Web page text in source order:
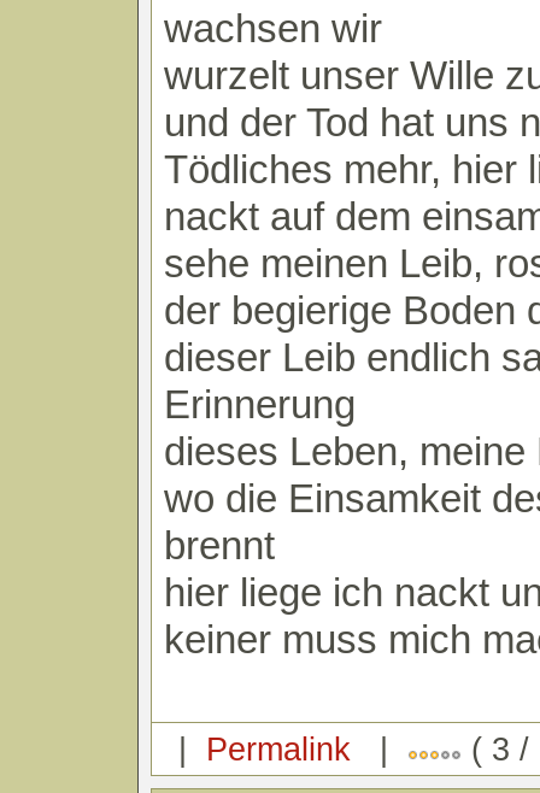
wachsen wir
wurzelt unser Wille
und der Tod hat uns
Tödliches mehr, hier
nackt auf dem
sehe meinen Leib,
der begierige Boden
dieser Leib endlich
Erinnerung
dieses Leben, meine
wo die Einsamkeit
brennt
hier liege ich nackt
keiner muss mich
| Permalink | ( 3 /